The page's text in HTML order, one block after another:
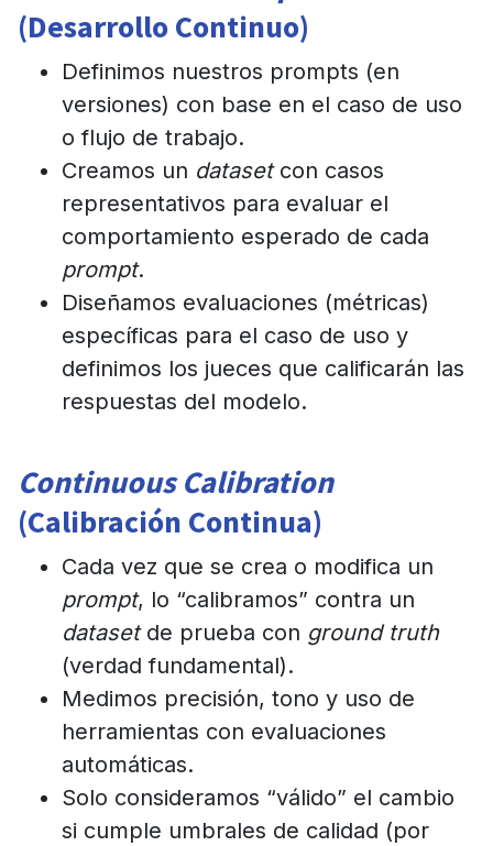
(Desarrollo Continuo)
Definimos nuestros prompts (en
versiones) con base en el caso de uso
o flujo de trabajo.
Creamos un datasetcon casos
representativos para evaluar el
comportamiento esperado de cada
prompt.
Diseñamos evaluaciones (métricas)
específicas para el caso de uso y
definimos los jueces que calificarán las
respuestas del modelo.
Continuous Calibration
(Calibración Continua)
Cada vez que se crea o modifica un
prompt, lo “calibramos” contra un
datasetde prueba con ground truth
(verdad fundamental).
Medimos precisión, tono y uso de
herramientas con evaluaciones
automáticas.
Solo consideramos “válido” el cambio
si cumple umbrales de calidad (por